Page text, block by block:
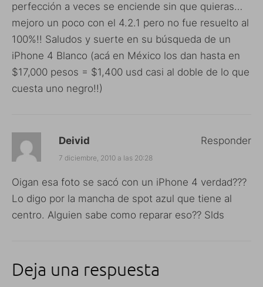
perfección a veces se enciende sin que quieras…
mejoro un poco con el 4.2.1 pero no fue resuelto al
100%!! Saludos y suerte en su búsqueda de un
iPhone 4 Blanco (acá en México los dan hasta en
$17,000 pesos = $1,400 usd casi al doble de lo que
cuesta uno negro!!)
Deivid
7 diciembre, 2010 a las 20:28
Oigan esa foto se sacó con un iPhone 4 verdad???
Lo digo por la mancha de spot azul que tiene al
centro. Alguien sabe como reparar eso?? Slds
Responder
Deja una respuesta